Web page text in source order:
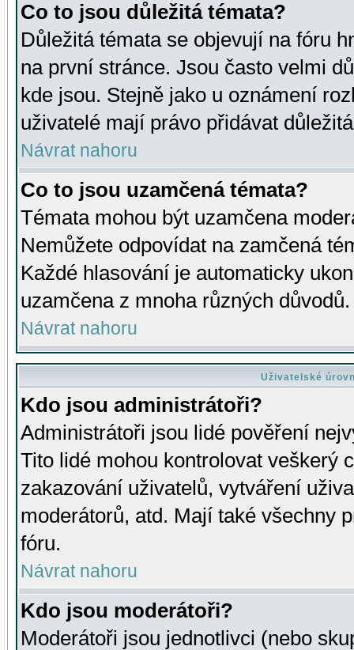
Co to jsou důležitá témata?
Důležitá témata se objevují na fóru
na první stránce. Jsou často velmi
kde jsou. Stejně jako u oznámení
uživatelé mají právo přidávat
Návrat nahoru
Co to jsou uzamčená témata?
Témata mohou být uzamčena
Nemůžete odpovídat na zamčená
Každé hlasování je automaticky
uzamčena z mnoha různých důvodů.
Návrat nahoru
Uživatelské
Kdo jsou administrátoři?
Administrátoři jsou lidé pověření
Tito lidé mohou kontrolovat veškerý
zakazování uživatelů, vytváření
moderátorů, atd. Mají také všechny
fóru.
Návrat nahoru
Kdo jsou moderátoři?
Moderátoři jsou jednotlivci (nebo